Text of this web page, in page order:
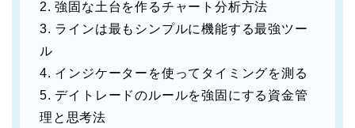
2. 強固な土台を作るチャート分析方法
3. ラインは最もシンプルに機能する最強ツー
ル
4. インジケーターを使ってタイミングを測る
5. デイトレードのルールを強固にする資金管
理と思考法